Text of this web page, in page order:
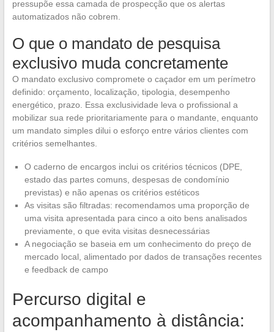
pressupõe essa camada de prospecção que os alertas
automatizados não cobrem.
O que o mandato de pesquisa
exclusivo muda concretamente
O mandato exclusivo compromete o caçador em um perímetro
definido: orçamento, localização, tipologia, desempenho
energético, prazo. Essa exclusividade leva o profissional a
mobilizar sua rede prioritariamente para o mandante, enquanto
um mandato simples dilui o esforço entre vários clientes com
critérios semelhantes.
O caderno de encargos inclui os critérios técnicos (DPE,
estado das partes comuns, despesas de condomínio
previstas) e não apenas os critérios estéticos
As visitas são filtradas: recomendamos uma proporção de
uma visita apresentada para cinco a oito bens analisados
previamente, o que evita visitas desnecessárias
A negociação se baseia em um conhecimento do preço de
mercado local, alimentado por dados de transações recentes
e feedback de campo
Percurso digital e
acompanhamento à distância: